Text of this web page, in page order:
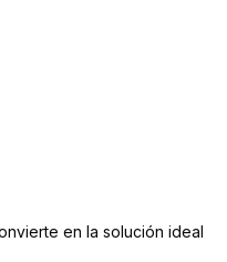
en la solución ideal